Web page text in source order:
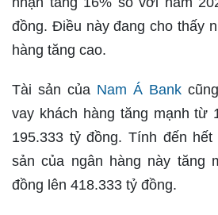
đồng. Điều này đang cho thấy
hàng tăng cao.
Tài sản của Nam Á Bank
vay khách hàng tăng mạnh từ
195.333 tỷ đồng. Tính đến
sản của ngân hàng này tăng
đồng lên 418.333 tỷ đồng.